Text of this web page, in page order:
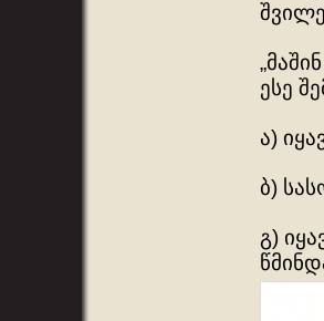
ესე
ა)
ბ)
გ)